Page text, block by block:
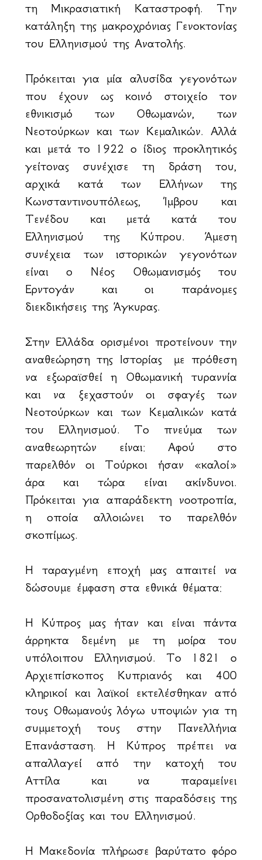
τη Μικρασιατική Καταστροφή. Την
κατάληξη της μακροχρόνιας Γενοκτονίας
του Ελληνισμού της Ανατολής.
Πρόκειται για μία αλυσίδα γεγονότων
που έχουν ως κοινό στοιχείο τον
εθνικισμό των Οθωμανών, των
Νεοτούρκων και των Κεμαλικών. Αλλά
και μετά το 1922 ο ίδιος προκλητικός
γείτονας συνέχισε τη δράση του,
αρχικά κατά των Ελλήνων της
Κωνσταντινουπόλεως, Ίμβρου και
Τενέδου και μετά κατά του
Ελληνισμού της Κύπρου. Άμεση
συνέχεια των ιστορικών γεγονότων
είναι ο Νέος Οθωμανισμός του
Ερντογάν και οι παράνομες
διεκδικήσεις της Άγκυρας.
Στην Ελλάδα ορισμένοι προτείνουν την
αναθεώρηση της Ιστορίας με πρόθεση
να εξωραϊσθεί η Οθωμανική τυραννία
και να ξεχαστούν οι σφαγές των
Νεοτούρκων και των Κεμαλικών κατά
του Ελληνισμού. Το πνεύμα των
αναθεωρητών είναι: Αφού στο
παρελθόν οι Τούρκοι ήσαν «καλοί»
άρα και τώρα είναι ακίνδυνοι.
Πρόκειται για απαράδεκτη νοοτροπία,
η οποία αλλοιώνει το παρελθόν
σκοπίμως.
Η ταραγμένη εποχή μας απαιτεί να
δώσουμε έμφαση στα εθνικά θέματα:
Η Κύπρος μας ήταν και είναι πάντα
άρρηκτα δεμένη με τη μοίρα του
υπόλοιπου Ελληνισμού. Το 1821 ο
Αρχιεπίσκοπος Κυπριανός και 400
κληρικοί και λαϊκοί εκτελέσθηκαν από
τους Οθωμανούς λόγω υποψιών για τη
συμμετοχή τους στην Πανελλήνια
Επανάσταση. Η Κύπρος πρέπει να
απαλλαγεί από την κατοχή του
Αττίλα και να παραμείνει
προσανατολισμένη στις παραδόσεις της
Ορθοδοξίας και του Ελληνισμού.
Η Μακεδονία πλήρωσε βαρύτατο φόρο